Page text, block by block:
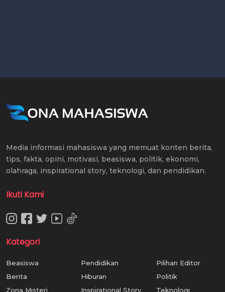
Media informasi mahasiswa yang memuat konten berita,
tips, fakta, opini, motivasi, beasiswa, politik, ekonomi,
olahraga, inspirational story, teknologi, dan pendidikan.
Ikuti Kami
Kategori
Beasiswa
Berita
Zona Misteri
Pendidikan
Hiburan
Inspirational Story
Pilihan Editor
Politik
Teknologi